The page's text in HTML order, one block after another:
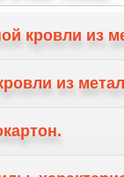
кровли из
из